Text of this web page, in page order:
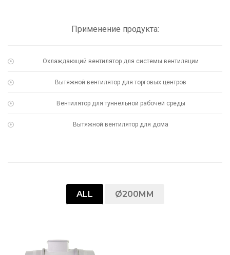
Применение продукта:
Охлаждающий вентилятор для системы вентиляции
Вытяжной вентилятор для торговых центров
Вентилятор для туннельной рабочей среды
Вытяжной вентилятор для дома
ALL Ø200MM